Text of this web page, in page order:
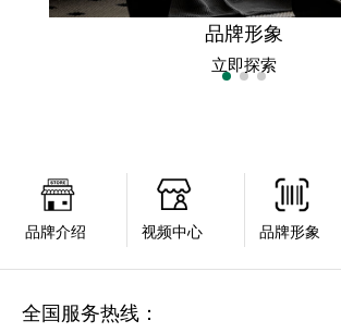
品牌形象
立即探索
品牌介绍 视频中心 品牌形象
全国服务热线：